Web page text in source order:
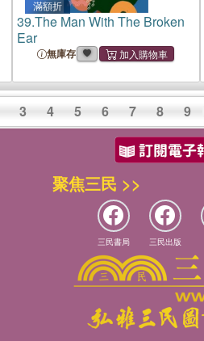
滿額折
39.The Man With The Broken
Ear
無庫存
3 4 5 6 7 8 9
聚焦三民 >>
三民書局 三民出版